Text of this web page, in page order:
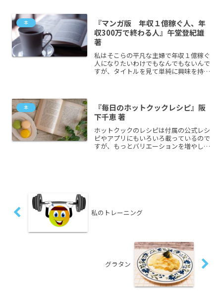
を実現するために目標を定...
本
『マンガ版 年収１億稼ぐ人、年
収300万で終わる人』午堂登紀雄
著
私はそこらの平凡な主婦で年収１億稼ぐ
人になりたいわけでもなんでもないんで
すが、タイトルを見て単純に興味を持っ
人は同じレベルの人とつ...
本
『毎日のホットクックレシピ』阪
下千恵 著
ホットクックのレシピは付属の公式レシ
ピやアプリにもいろいろ載っているので
すが、もっとバリエーションを増やした
私のトレーニング
グラタン